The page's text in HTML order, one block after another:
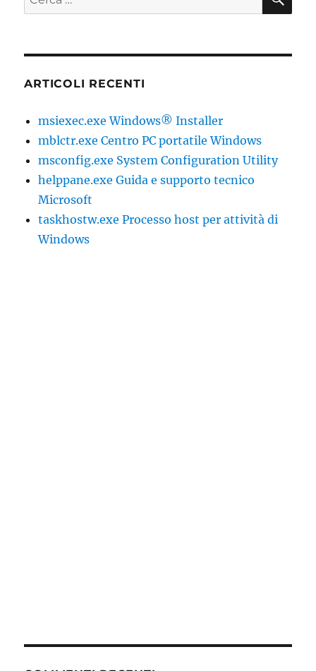
ARTICOLI RECENTI
msiexec.exe Windows® Installer
mblctr.exe Centro PC portatile Windows
msconfig.exe System Configuration Utility
helppane.exe Guida e supporto tecnico
Microsoft
taskhostw.exe Processo host per attività di
Windows